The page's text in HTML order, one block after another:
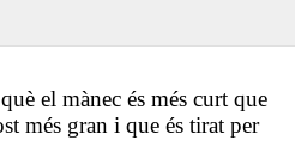
el mànec és més curt que
més gran i que és tirat per